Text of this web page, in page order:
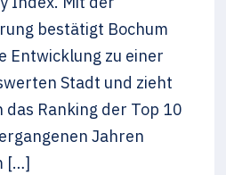
bestätigt Bochum
Entwicklung zu einer
Stadt und zieht
Ranking der Top 10
Jahren
[…]